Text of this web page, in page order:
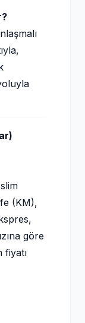
(KM),
göre
fiyatı